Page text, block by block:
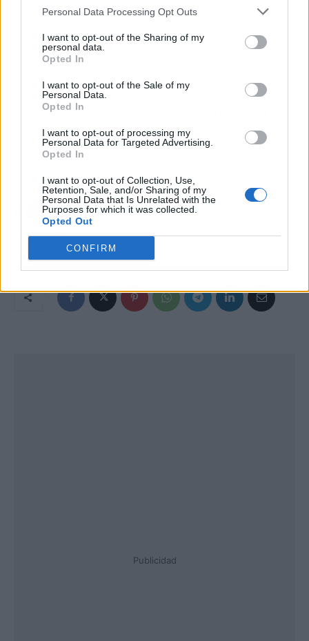
Personal Data Processing Opt Outs
I want to opt-out of the Sharing of my
personal data.
Opted In
I want to opt-out of the Sale of my
Personal Data.
Opted In
I want to opt-out of processing my
Personal Data for Targeted Advertising.
Opted In
I want to opt-out of Collection, Use,
Retention, Sale, and/or Sharing of my
Personal Data that Is Unrelated with the
Purposes for which it was collected.
Opted Out
CONFIRM
La digitalización es clave en el mundo actual,
sobre todo para los pequeños emprendedores
que buscan alcanzar nuevos mercados y
competir de manera más equilibrada.
Artículo anterior
¿Cómo elegir un maillot
de ciclismo?, con
Artículo siguiente
¿Qué método se
Publicidad